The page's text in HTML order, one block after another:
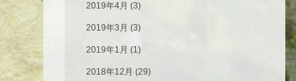
2019年4月 (3)
2019年3月 (3)
2019年1月 (1)
2018年12月 (29)